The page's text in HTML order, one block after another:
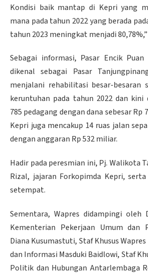
Kondisi baik mantap di Kepri yang
mana pada tahun 2022 yang berada
tahun 2023 meningkat menjadi
Sebagai informasi, Pasar Encik Puan
dikenal sebagai Pasar
menjalani rehabilitasi besar-besaran
keruntuhan pada tahun 2022 dan kini
785 pedagang dengan dana sebesar Rp
Kepri juga mencakup 14 ruas jalan
dengan anggaran Rp 532 miliar.
Hadir pada peresmian ini, Pj. Walikota
Rizal, jajaran Forkopimda Kepri,
setempat.
Sementara, Wapres didampingi oleh
Kementerian Pekerjaan Umum dan
Diana Kusumastuti, Staf Khusus
dan Informasi Masduki Baidlowi, Staf
Politik dan Hubungan Antarlembaga